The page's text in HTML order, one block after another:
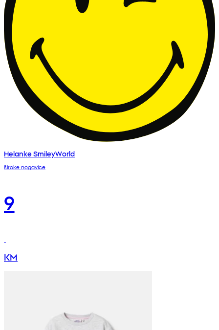
Helanke SmileyWorld
široke nogavice
9
KM